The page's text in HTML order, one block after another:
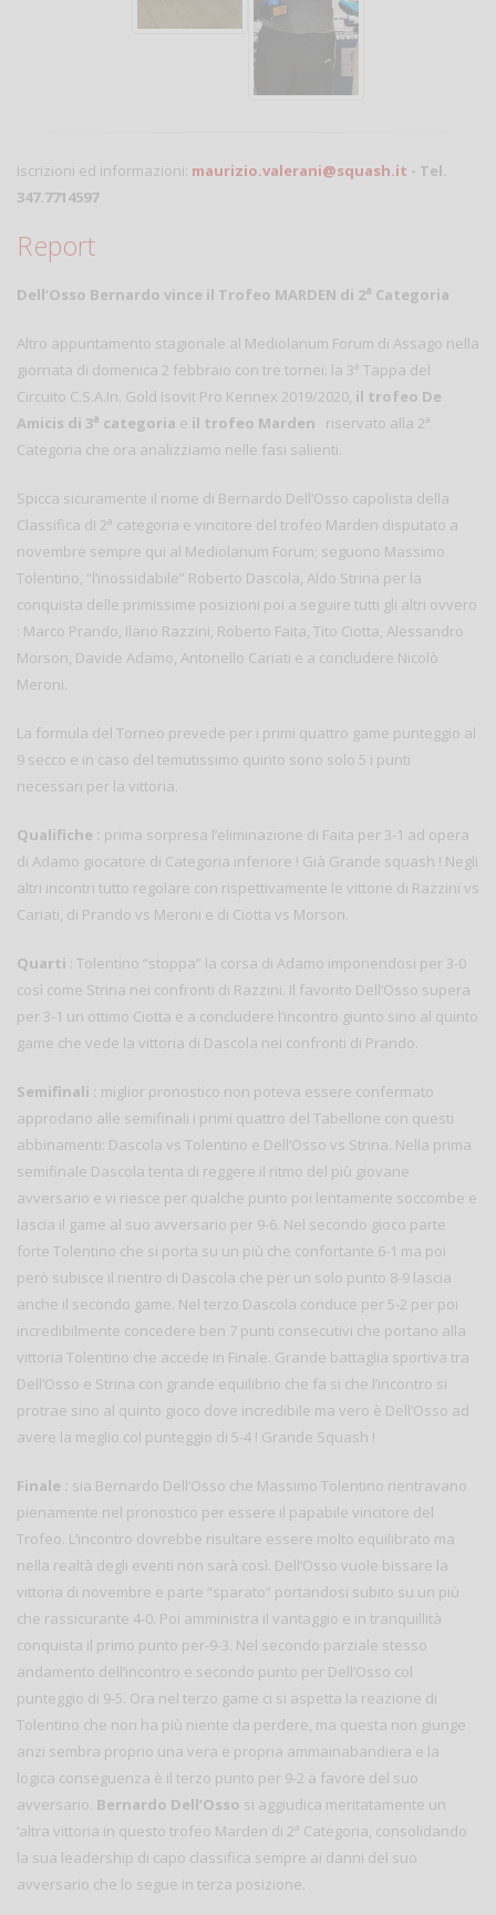
Iscrizioni ed informazioni: maurizio.valerani@squash.it - Tel.
347.7714597
Report
Dell’Osso Bernardo vince il Trofeo MARDEN di 2a Categoria
Altro appuntamento stagionale al Mediolanum Forum di Assago nella
giornata di domenica 2 febbraio con tre tornei: la 3a Tappa del
Circuito C.S.A.In. Gold Isovit Pro Kennex 2019/2020, il trofeo De
Amicis di 3a categoria e il trofeo Marden riservato alla 2a
Categoria che ora analizziamo nelle fasi salienti.
Spicca sicuramente il nome di Bernardo Dell’Osso capolista della
Classifica dI 2a categoria e vincitore del trofeo Marden disputato a
novembre sempre qui al Mediolanum Forum; seguono Massimo
Tolentino, “l’inossidabile” Roberto Dascola, Aldo Strina per la
conquista delle primissime posizioni poi a seguire tutti gli altri ovvero
: Marco Prando, Ilario Razzini, Roberto Faita, Tito Ciotta, Alessandro
Morson, Davide Adamo, Antonello Cariati e a concludere Nicolò
Meroni.
La formula del Torneo prevede per i primi quattro game punteggio al
9 secco e in caso del temutissimo quinto sono solo 5 i punti
necessari per la vittoria.
Qualifiche : prima sorpresa l’eliminazione di Faita per 3-1 ad opera
di Adamo giocatore di Categoria inferiore ! Già Grande squash ! Negli
altri incontri tutto regolare con rispettivamente le vittorie di Razzini vs
Cariati, di Prando vs Meroni e di Ciotta vs Morson.
Quarti : Tolentino “stoppa” la corsa di Adamo imponendosi per 3-0
così come Strina nei confronti di Razzini. Il favorito Dell’Osso supera
per 3-1 un ottimo Ciotta e a concludere l’incontro giunto sino al quinto
game che vede la vittoria di Dascola nei confronti di Prando.
Semifinali : miglior pronostico non poteva essere confermato
approdano alle semifinali i primi quattro del Tabellone con questi
abbinamenti: Dascola vs Tolentino e Dell’Osso vs Strina. Nella prima
semifinale Dascola tenta di reggere il ritmo del più giovane
avversario e vi riesce per qualche punto poi lentamente soccombe e
lascia il game al suo avversario per 9-6. Nel secondo gioco parte
forte Tolentino che si porta su un più che confortante 6-1 ma poi
però subisce il rientro di Dascola che per un solo punto 8-9 lascia
anche il secondo game. Nel terzo Dascola conduce per 5-2 per poi
incredibilmente concedere ben 7 punti consecutivi che portano alla
vittoria Tolentino che accede in Finale. Grande battaglia sportiva tra
Dell’Osso e Strina con grande equilibrio che fa si che l’incontro si
protrae sino al quinto gioco dove incredibile ma vero è Dell’Osso ad
avere la meglio col punteggio di 5-4 ! Grande Squash !
Finale : sia Bernardo Dell’Osso che Massimo Tolentino rientravano
pienamente nel pronostico per essere il papabile vincitore del
Trofeo. L’incontro dovrebbe risultare essere molto equilibrato ma
nella realtà degli eventi non sarà così. Dell’Osso vuole bissare la
vittoria di novembre e parte “sparato” portandosi subito su un più
che rassicurante 4-0. Poi amministra il vantaggio e in tranquillità
conquista il primo punto per-9-3. Nel secondo parziale stesso
andamento dell’incontro e secondo punto per Dell’Osso col
punteggio di 9-5. Ora nel terzo game ci si aspetta la reazione di
Tolentino che non ha più niente da perdere, ma questa non giunge
anzi sembra proprio una vera e propria ammainabandiera e la
logica conseguenza è il terzo punto per 9-2 a favore del suo
avversario. Bernardo Dell’Osso si aggiudica meritatamente un
‘altra vittoria in questo trofeo Marden di 2a Categoria, consolidando
la sua leadership di capo classifica sempre ai danni del suo
avversario che lo segue in terza posizione.